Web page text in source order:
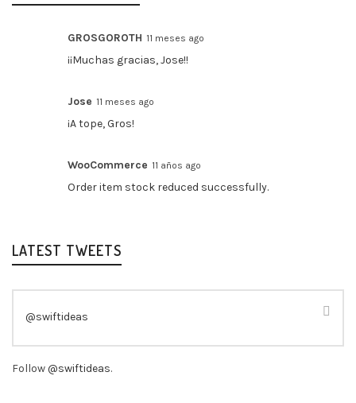
GROSGOROTH 11 meses ago
¡¡Muchas gracias, Jose!!
Jose 11 meses ago
¡A tope, Gros!
WooCommerce 11 años ago
Order item stock reduced successfully.
LATEST TWEETS
@swiftideas
Follow @swiftideas.